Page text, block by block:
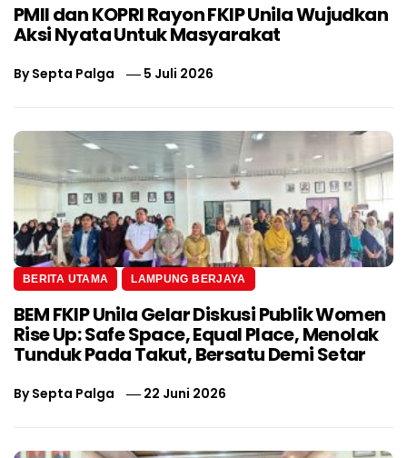
PMII dan KOPRI Rayon FKIP Unila Wujudkan
Aksi Nyata Untuk Masyarakat
BySepta Palga 5 Juli 2026
BERITA UTAMA LAMPUNG BERJAYA
BEM FKIP Unila Gelar Diskusi Publik Women
Rise Up: Safe Space, Equal Place, Menolak
Tunduk Pada Takut, Bersatu Demi Setar
BySepta Palga 22 Juni 2026